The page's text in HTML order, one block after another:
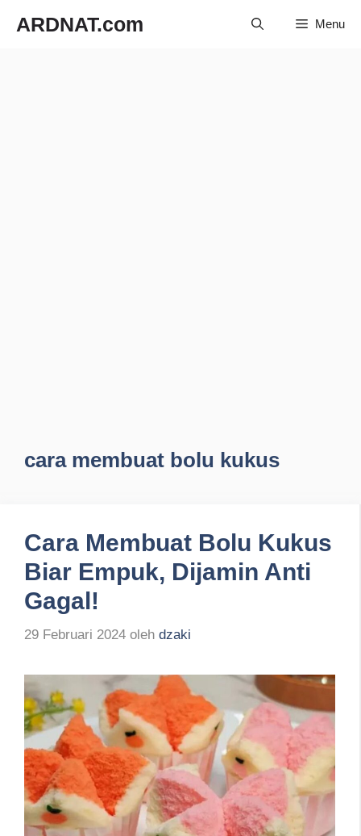
ARDNAT.com Menu
cara membuat bolu kukus
Cara Membuat Bolu Kukus
Biar Empuk, Dijamin Anti
Gagal!
29 Februari 2024 oleh dzaki